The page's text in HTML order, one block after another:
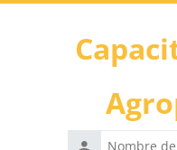
Nombre